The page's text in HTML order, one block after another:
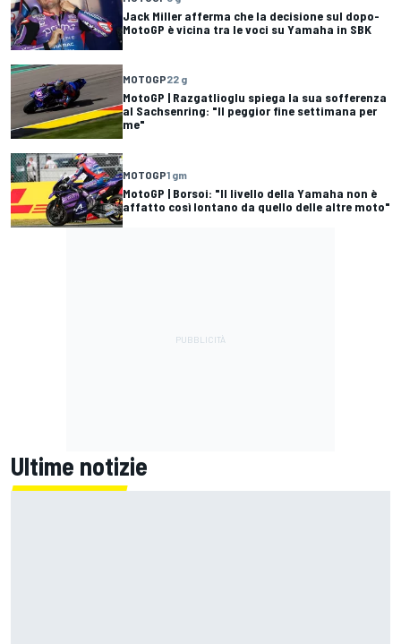
Jack Miller afferma che la decisione sul dopo-
MotoGP è vicina tra le voci su Yamaha in SBK
MOTOGP22 g
MotoGP | Razgatlioglu spiega la sua sofferenza
al Sachsenring: "Il peggior fine settimana per
me"
MOTOGP1 gm
MotoGP | Borsoi: "Il livello della Yamaha non è
affatto così lontano da quello delle altre moto"
Ultime notizie